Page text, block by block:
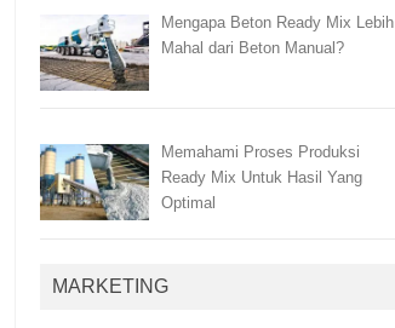
Mengapa Beton Ready Mix Lebih
Mahal dari Beton Manual?
Memahami Proses Produksi
Ready Mix Untuk Hasil Yang
Optimal
MARKETING